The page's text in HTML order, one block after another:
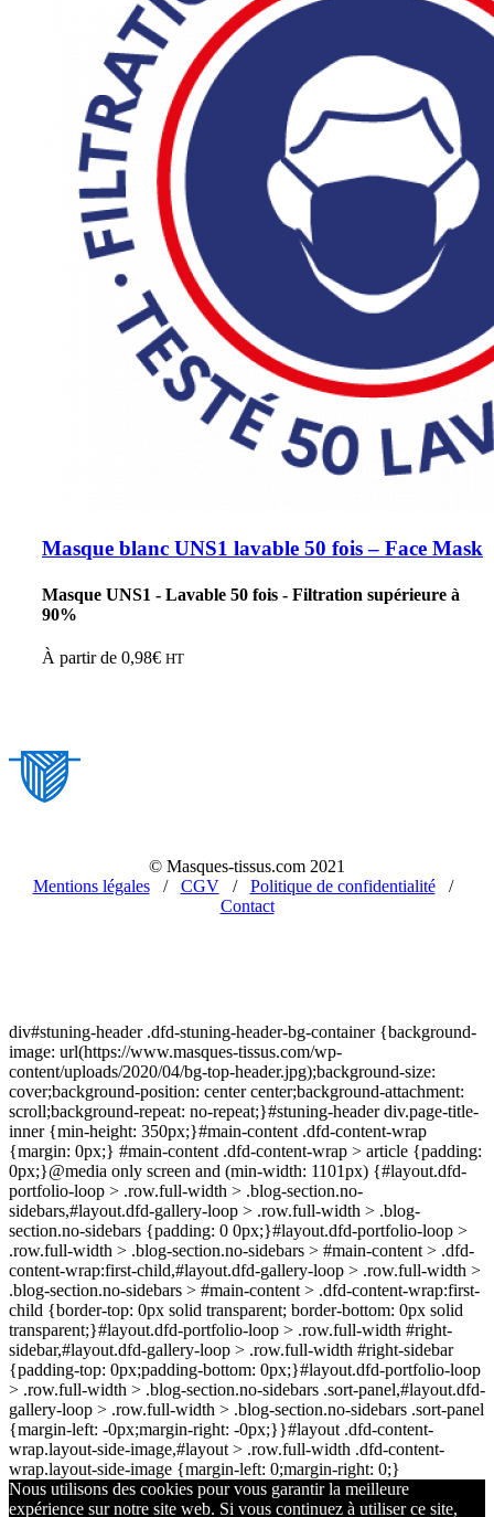
Masque blanc UNS1 lavable 50 fois – Face Mask
Masque UNS1 - Lavable 50 fois - Filtration supérieure à
90%
À partir de 0,98€ HT
© Masques-tissus.com 2021
Mentions légales/ CGV/ Politique de confidentialité/
Contact
div#stuning-header .dfd-stuning-header-bg-container {background-
image: url(https://www.masques-tissus.com/wp-
content/uploads/2020/04/bg-top-header.jpg);background-size:
cover;background-position: center center;background-attachment:
scroll;background-repeat: no-repeat;}#stuning-header div.page-title-
inner {min-height: 350px;}#main-content .dfd-content-wrap
{margin: 0px;} #main-content .dfd-content-wrap > article {padding:
0px;}@media only screen and (min-width: 1101px) {#layout.dfd-
portfolio-loop > .row.full-width > .blog-section.no-
sidebars,#layout.dfd-gallery-loop > .row.full-width > .blog-
section.no-sidebars {padding: 0 0px;}#layout.dfd-portfolio-loop >
.row.full-width > .blog-section.no-sidebars > #main-content > .dfd-
content-wrap:first-child,#layout.dfd-gallery-loop > .row.full-width >
.blog-section.no-sidebars > #main-content > .dfd-content-wrap:first-
child {border-top: 0px solid transparent; border-bottom: 0px solid
transparent;}#layout.dfd-portfolio-loop > .row.full-width #right-
sidebar,#layout.dfd-gallery-loop > .row.full-width #right-sidebar
{padding-top: 0px;padding-bottom: 0px;}#layout.dfd-portfolio-loop
> .row.full-width > .blog-section.no-sidebars .sort-panel,#layout.dfd-
gallery-loop > .row.full-width > .blog-section.no-sidebars .sort-panel
{margin-left: -0px;margin-right: -0px;}}#layout .dfd-content-
wrap.layout-side-image,#layout > .row.full-width .dfd-content-
wrap.layout-side-image {margin-left: 0;margin-right: 0;}
Nous utilisons des cookies pour vous garantir la meilleure
expérience sur notre site web. Si vous continuez à utiliser ce site,